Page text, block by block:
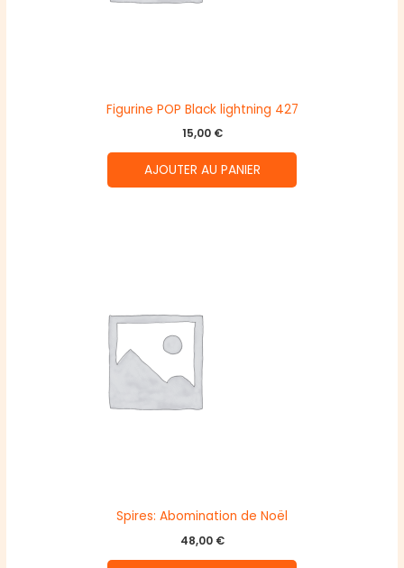
Figurine POP Black lightning 427
15,00 €
AJOUTER AU PANIER
Spires: Abomination de Noël
48,00 €